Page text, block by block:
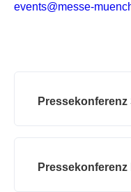
events@messe-muenc
Pressekonferenz